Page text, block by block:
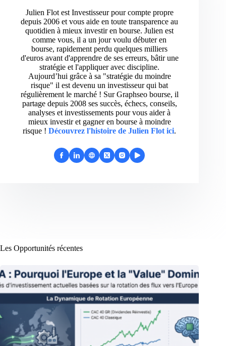
Julien Flot est Investisseur pour compte propre
depuis 2006 et vous aide en toute transparence au
quotidien à mieux investir en bourse. Julien est
comme vous, il a un jour voulu débuter en
bourse, rapidement perdu quelques milliers
d'euros avant d'apprendre de ses erreurs, bâtir une
stratégie et l'appliquer avec discipline.
Aujourd’hui grâce à sa "stratégie du moindre
risque" il est devenu un investisseur qui bat
régulièrement le marché ! Sur Graphseo bourse, il
partage depuis 2008 ses succès, échecs, conseils,
analyses et investissements pour vous aider à
mieux investir et gagner en bourse à moindre
risque ! Découvrez l'histoire de Julien Flot ici.
Les Opportunités récentes